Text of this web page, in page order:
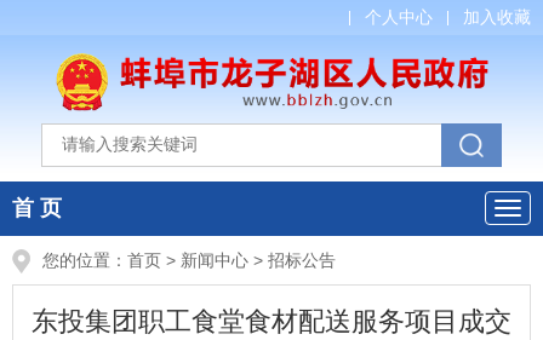
个人中心 加入收藏
首 页
您的位置： 首页 > 新闻中心 > 招标公告
东投集团职工食堂食材配送服务项目成交